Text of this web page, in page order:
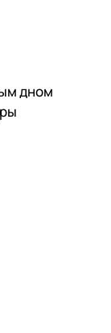
дном